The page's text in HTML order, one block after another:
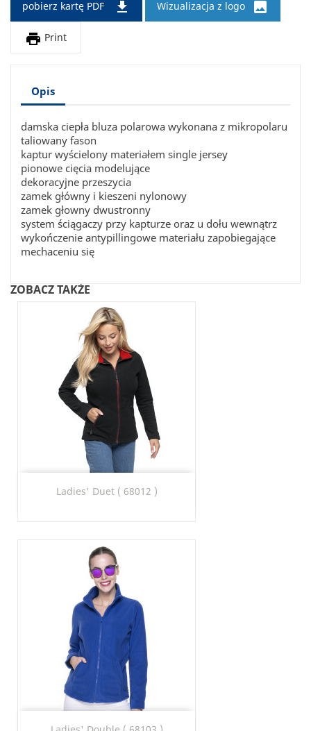
pobierz kartę PDF  Wizualizacja z logo

 Print
Opis
damska ciepła bluza polarowa wykonana z mikropolaru
taliowany fason
kaptur wyścielony materiałem single jersey
pionowe cięcia modelujące
dekoracyjne przeszycia
zamek główny i kieszeni nylonowy
zamek głowny dwustronny
system ściągaczy przy kapturze oraz u dołu wewnątrz
wykończenie antypillingowe materiału zapobiegające
mechaceniu się
ZOBACZ TAKŻE
Ladies' Duet ( 68012 )